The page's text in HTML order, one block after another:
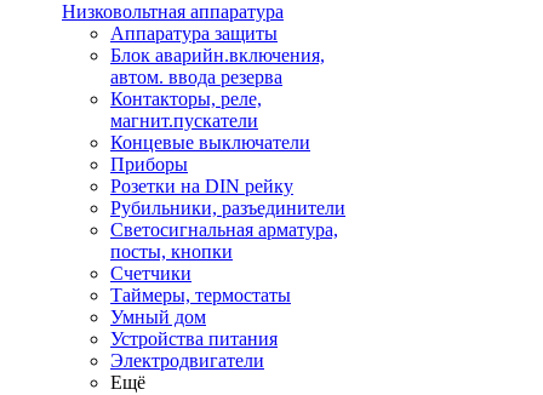
Низковольтная аппаратура
Аппаратура защиты
Блок аварийн.включения,
автом. ввода резерва
Контакторы, реле,
магнит.пускатели
Концевые выключатели
Приборы
Розетки на DIN рейку
Рубильники, разъединители
Светосигнальная арматура,
посты, кнопки
Счетчики
Таймеры, термостаты
Умный дом
Устройства питания
Электродвигатели
Ещё